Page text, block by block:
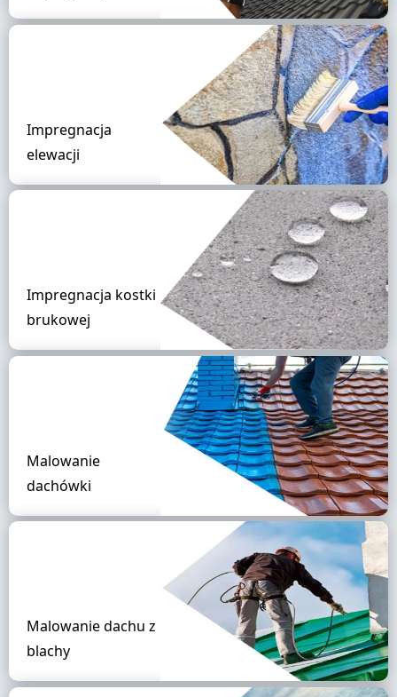
Impregnacja
elewacji
Impregnacja kostki
brukowej
Malowanie
dachówki
Malowanie dachu z
blachy